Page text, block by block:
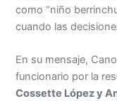
como “niño
cuando las
En su mensaje,
funcionario por la
Cossette López y